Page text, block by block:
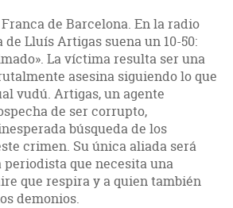
de Barcelona. En la radio
Lluís Artigas suena un 10-50:
La víctima resulta ser una
asesina siguiendo lo que
vudú. Artigas, un agente
de ser corrupto,
búsqueda de los
crimen. Su única aliada será
periodista que necesita una
que respira y a quien también
demonios.